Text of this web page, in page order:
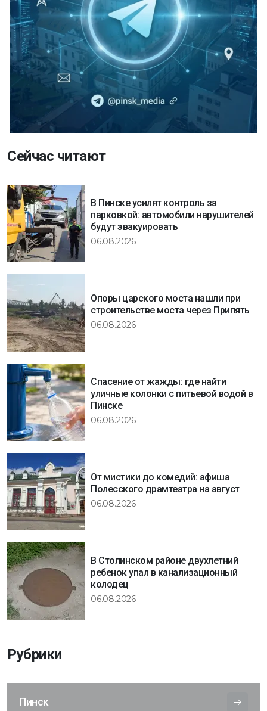
Сейчас читают
В Пинске усилят контроль за
парковкой: автомобили нарушителей
будут эвакуировать
06.08.2026
Опоры царского моста нашли при
строительстве моста через Припять
06.08.2026
Спасение от жажды: где найти
уличные колонки с питьевой водой в
Пинске
06.08.2026
От мистики до комедий: афиша
Полесского драмтеатра на август
06.08.2026
В Столинском районе двухлетний
ребенок упал в канализационный
колодец
06.08.2026
Рубрики
Пинск